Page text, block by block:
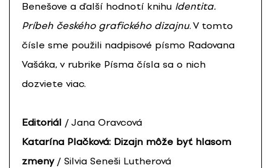
Benešove a ďalší hodnotí knihu Identita.
Príbeh českého grafického dizajnu. V tomto
čísle sme použili nadpisové písmo Radovana
Vašáka, v rubrike Písma čísla sa o nich
dozviete viac.
Editoriál / Jana Oravcová
Katarína Plačková: Dizajn môže byť hlasom
zmeny/ Silvia Seneši Lutherová